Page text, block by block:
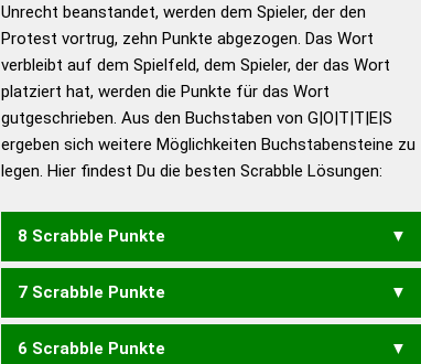
Duden – Standardwerk in 12
Bänden
Duden – Richtiges und gutes
Deutsch
Duden – Die deutsche Grammatik
Duden – Deutsches
Universalwörterbuch
Unrecht beanstandet, werden dem Spieler, der den
Protest vortrug, zehn Punkte abgezogen. Das Wort
verbleibt auf dem Spielfeld, dem Spieler, der das Wort
platziert hat, werden die Punkte für das Wort
gutgeschrieben. Aus den Buchstaben von G|O|T|T|E|S
ergeben sich weitere Möglichkeiten Buchstabensteine zu
legen. Hier findest Du die besten Scrabble Lösungen:
8 Scrabble Punkte
GETOST GETTOS
7 Scrabble Punkte
GETTO GOTTS
6 Scrabble Punkte